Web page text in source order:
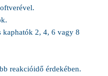
kaphatók 2, 4, 6 vagy 8
reakcióidő érdekében.